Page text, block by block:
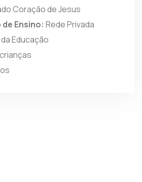
Coração de Jesus
Ensino: Rede Privada
Educação